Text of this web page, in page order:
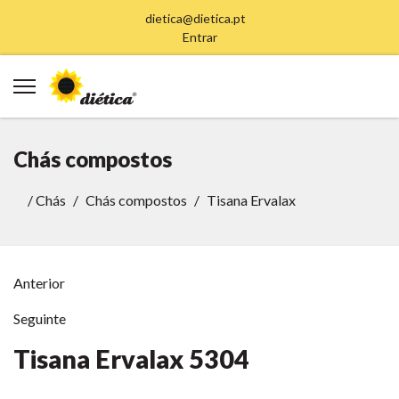
dietica@dietica.pt
Entrar
Chás compostos
/Chás Chás compostos Tisana Ervalax
Anterior
Seguinte
Tisana Ervalax 5304